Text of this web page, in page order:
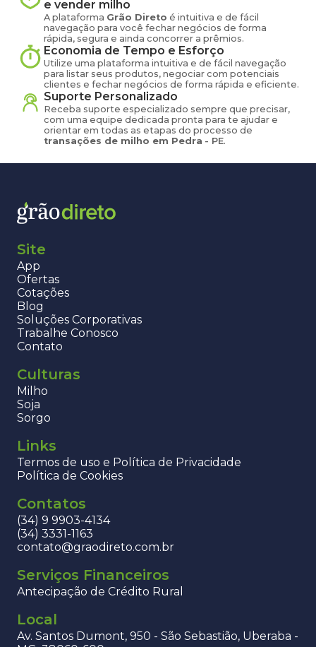
e vender milho
A plataforma Grão Direto é intuitiva e de fácil
navegação para você fechar negócios de forma
rápida, segura e ainda concorrer a prêmios.
Economia de Tempo e Esforço
Utilize uma plataforma intuitiva e de fácil navegação
para listar seus produtos, negociar com potenciais
clientes e fechar negócios de forma rápida e eficiente.
Suporte Personalizado
Receba suporte especializado sempre que precisar,
com uma equipe dedicada pronta para te ajudar e
orientar em todas as etapas do processo de
transações de milho em Pedra - PE.
Site
App
Ofertas
Cotações
Blog
Soluções Corporativas
Trabalhe Conosco
Contato
Culturas
Milho
Soja
Sorgo
Links
Termos de uso e Política de Privacidade
Política de Cookies
Contatos
(34) 9 9903-4134
(34) 3331-1163
contato@graodireto.com.br
Serviços Financeiros
Antecipação de Crédito Rural
Local
Av. Santos Dumont, 950 - São Sebastião, Uberaba -